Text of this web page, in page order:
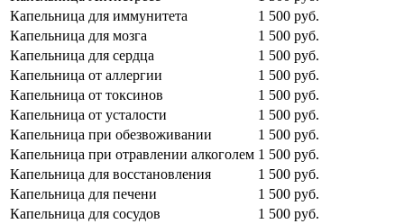
Капельница для иммунитета
1 500 руб.
Капельница для мозга
1 500 руб.
Капельница для сердца
1 500 руб.
Капельница от аллергии
1 500 руб.
Капельница от токсинов
1 500 руб.
Капельница от усталости
1 500 руб.
Капельница при обезвоживании
1 500 руб.
Капельница при отравлении алкоголем 1 500 руб.
Капельница для восстановления
1 500 руб.
Капельница для печени
1 500 руб.
Капельница для сосудов
1 500 руб.